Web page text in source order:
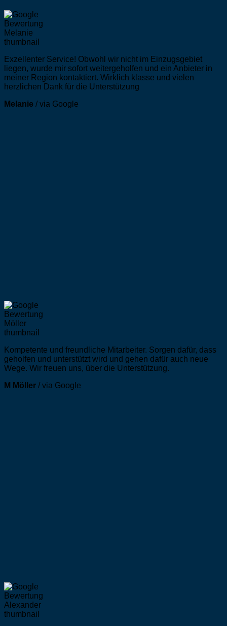
Exzellenter Service! Obwohl wir nicht im Einzugsgebiet
liegen, wurde mir sofort weitergeholfen und ein Anbieter in
meiner Region kontaktiert. Wirklich klasse und vielen
herzlichen Dank für die Unterstützung
Melanie / via Google
Kompetente und freundliche Mitarbeiter. Sorgen dafür, dass
geholfen und unterstützt wird und gehen dafür auch neue
Wege. Wir freuen uns, über die Unterstützung.
M Möller / via Google